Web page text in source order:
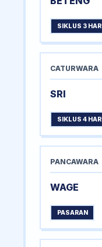
SIKLUS 3 HARI
CATURWARA
SRI
SIKLUS 4 HARI
PANCAWARA
WAGE
PASARAN